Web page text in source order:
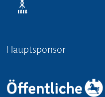
Hauptsponsor